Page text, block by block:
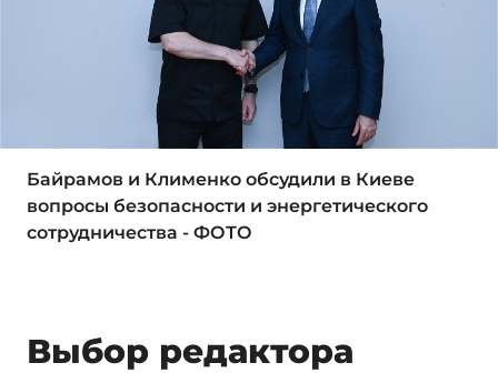
Байрамов и Клименко обсудили в Киеве
вопросы безопасности и энергетического
сотрудничества - ФОТО
Выбор редактора